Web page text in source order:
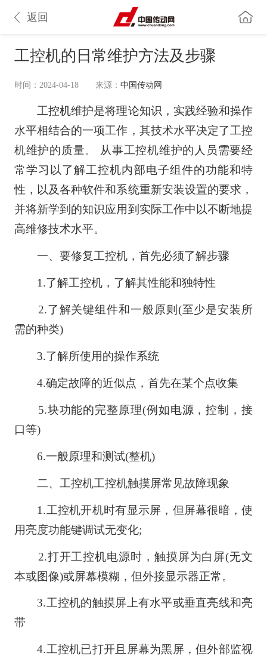
返回
工控机的日常维护方法及步骤
时间：2024-04-18 来源： 中国传动网
工控机维护是将理论知识，实践经验和操作
水平相结合的一项工作，其技术水平决定了工控
机维护的质量。 从事工控机维护的人员需要经
常学习以了解工控机内部电子组件的功能和特
性，以及各种软件和系统重新安装设置的要求，
并将新学到的知识应用到实际工作中以不断地提
高维修技术水平。
一、要修复工控机，首先必须了解步骤
1.了解工控机，了解其性能和独特性
2.了解关键组件和一般原则(至少是安装所
需的种类)
3.了解所使用的操作系统
4.确定故障的近似点，首先在某个点收集
5.块功能的完整原理(例如电源 ，控制，接
口等)
6.一般原理和测试(整机)
二、工控机工控机触摸屏常见故障现象
1.工控机开机时有显示屏，但屏幕很暗，使
用亮度功能键调试无变化;
2.打开工控机电源时，触摸屏为白屏(无文
本或图像)或屏幕模糊，但外接显示器正常。
3.工控机的触摸屏上有水平或垂直亮线和亮
带
4.工控机已打开且屏幕为黑屏，但外部监视